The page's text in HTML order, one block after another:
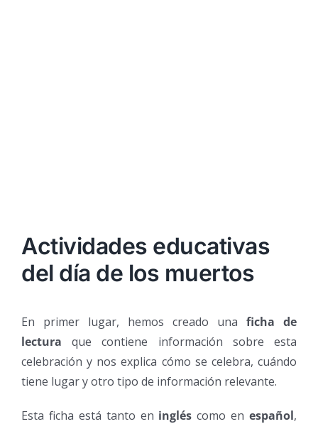
Actividades educativas
del día de los muertos
En primer lugar, hemos creado una ficha de
lectura que contiene información sobre esta
celebración y nos explica cómo se celebra, cuándo
tiene lugar y otro tipo de información relevante.
Esta ficha está tanto en inglés como en español,